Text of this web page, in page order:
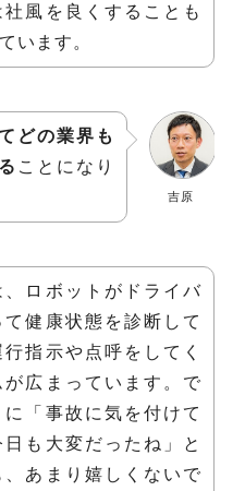
風を良くすることも
います。
吉原
どの業界も
ことになり
ロボットがドライバ
健康状態を診断して
指示や点呼をしてく
広まっています。で
に「事故に気を付けて
も大変だったね」と
あまり嬉しくないで